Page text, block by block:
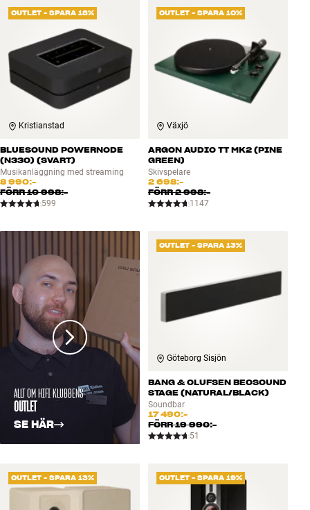
OUTLET - SPARA 18%
Kristianstad
BLUESOUND POWERNODE
(N330) (SVART)
Musikanläggning med streaming
8 990:-
FÖRR10 998:-
599
OUTLET - SPARA 10%
Växjö
ARGON AUDIO TT MK2 (PINE
GREEN)
Skivspelare
2 698:-
FÖRR2 998:-
1147
ALLT OM HIFI KLUBBENS
OUTLET
SE HÄR
OUTLET - SPARA 13%
Göteborg Sisjön
BANG & OLUFSEN BEOSOUND
STAGE (NATURAL/BLACK)
Soundbar
17 490:-
FÖRR19 990:-
51
OUTLET - SPARA 13% OUTLET - SPARA 19%